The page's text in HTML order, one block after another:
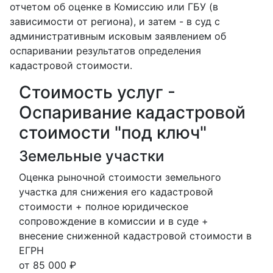
отчетом об оценке в Комиссию или ГБУ (в
зависимости от региона), и затем - в суд с
административным исковым заявлением об
оспаривании результатов определения
кадастровой стоимости.
Стоимость услуг -
Оспаривание кадастровой
стоимости "под ключ"
Земельные участки
Оценка рыночной стоимости земельного
участка для снижения его кадастровой
стоимости + полное юридическое
сопровождение в комиссии и в суде +
внесение сниженной кадастровой стоимости в
ЕГРН
от 85 000 ₽